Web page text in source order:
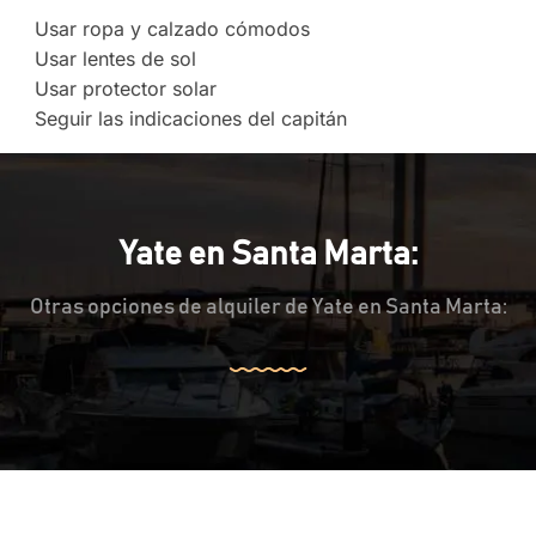
Usar ropa y calzado cómodos
Usar lentes de sol
Usar protector solar
Seguir las indicaciones del capitán
Yate en Santa Marta:
Otras opciones de alquiler de Yate en Santa Marta: